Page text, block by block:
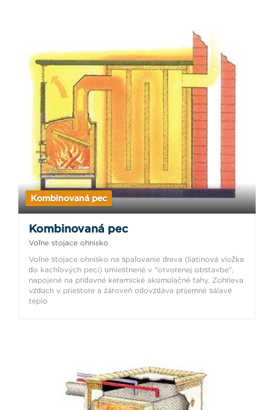
Kombinovaná pec
Kombinovaná pec
Voľne stojace ohnisko
Voľne stojace ohnisko na spaľovanie dreva (liatinová vložka
do kachľových pecí) umiestnené v "otvorenej obstavbe",
napojené na prídavné keramické akumulačné ťahy. Zohrieva
vzduch v priestore a zároveň odovzdáva príjemné sálavé
teplo